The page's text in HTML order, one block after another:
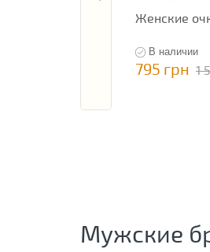
Женские
В наличии
795 грн 1
Мужские